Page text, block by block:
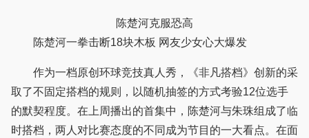
陈楚河克服恐高
陈楚河一拳击断18块木板 网友少女心大爆发
作为一档原创环球竞技真人秀，《非凡搭档》创新的采
取了不固定搭档的规则，以随机抽签的方式考验12位选手
的默契程度。在上周播出的首集中，陈楚河与朱珠组成了临
时搭档，两人对比赛态度的不同成为节目的一大看点。在面